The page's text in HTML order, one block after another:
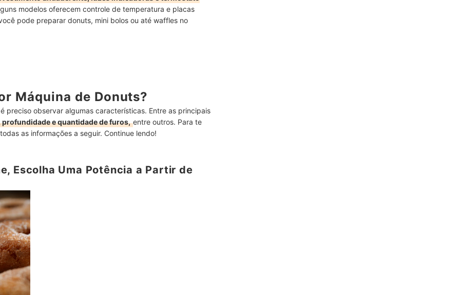
modelos oferecem controle de temperatura e placas
pode preparar donuts, mini bolos ou até waffles no
Máquina de Donuts?
preciso observar algumas características. Entre as principais
e quantidade de furos,entre outros. Para te
as informações a seguir. Continue lendo!
Escolha Uma Potência a Partir de